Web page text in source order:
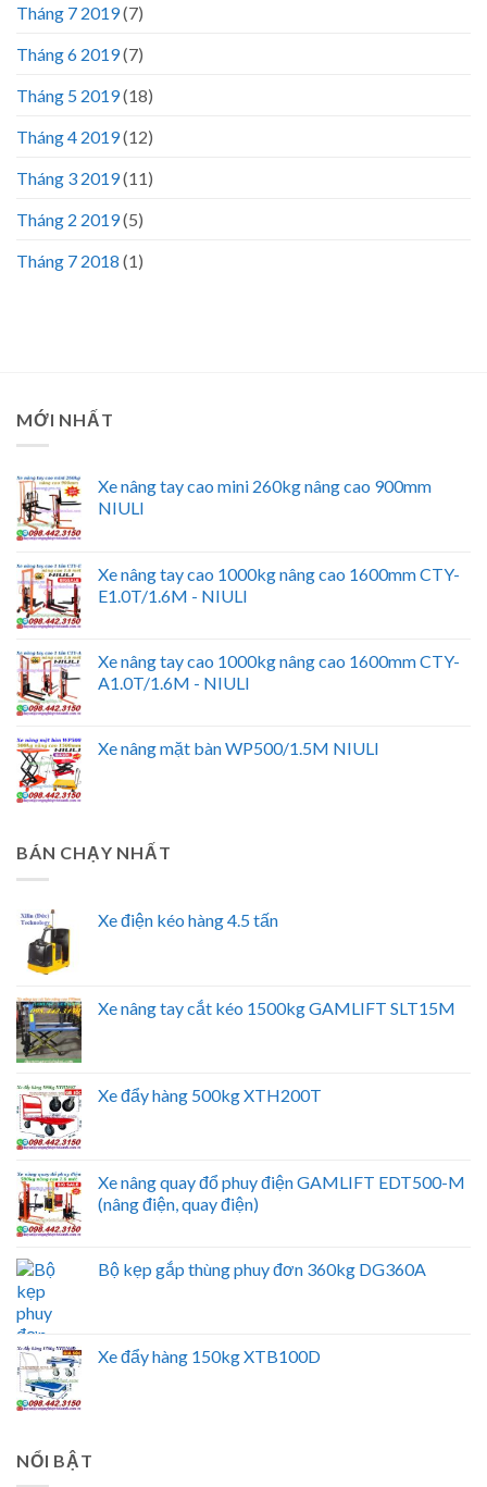
Tháng 7 2019(7)
Tháng 6 2019(7)
Tháng 5 2019(18)
Tháng 4 2019(12)
Tháng 3 2019(11)
Tháng 2 2019(5)
Tháng 7 2018 (1)
MỚI NHẤT
Xe nâng tay cao mini 260kg nâng cao 900mm
NIULI
Xe nâng tay cao 1000kg nâng cao 1600mm CTY-
E1.0T/1.6M - NIULI
Xe nâng tay cao 1000kg nâng cao 1600mm CTY-
A1.0T/1.6M - NIULI
Xe nâng mặt bàn WP500/1.5M NIULI
BÁN CHẠY NHẤT
Xe điện kéo hàng 4.5 tấn
Xe nâng tay cắt kéo 1500kg GAMLIFT SLT15M
Xe đẩy hàng 500kg XTH200T
Xe nâng quay đổ phuy điện GAMLIFT EDT500-M
(nâng điện, quay điện)
Bộ kẹp gắp thùng phuy đơn 360kg DG360A
Xe đẩy hàng 150kg XTB100D
NỔI BẬT